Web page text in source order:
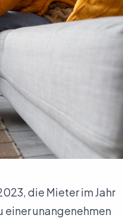
die Mieter im Jahr
einer unangenehmen